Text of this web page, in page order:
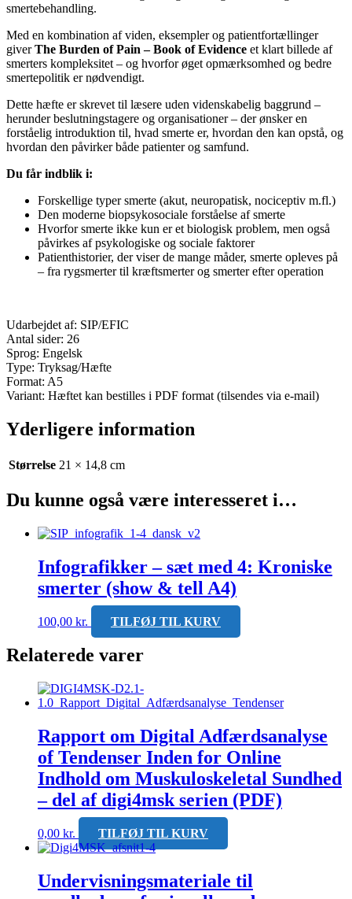
smertebehandling.
Med en kombination af viden, eksempler og patientfortællinger
giverThe Burden of Pain – Book of Evidence et klart billede af
smerters kompleksitet – og hvorfor øget opmærksomhed og bedre
smertepolitik er nødvendigt.
Dette hæfte er skrevet til læsere uden videnskabelig baggrund –
herunder beslutningstagere og organisationer – der ønsker en
forståelig introduktion til, hvad smerte er, hvordan den kan opstå, og
hvordan den påvirker både patienter og samfund.
Du får indblik i:
Forskellige typer smerte (akut, neuropatisk, nociceptiv m.fl.)
Den moderne biopsykosociale forståelse af smerte
Hvorfor smerte ikke kun er et biologisk problem, men også
påvirkes af psykologiske og sociale faktorer
Patienthistorier, der viser de mange måder, smerte opleves på
– fra rygsmerter til kræftsmerter og smerter efter operation
Udarbejdet af: SIP/EFIC
Antal sider: 26
Sprog: Engelsk
Type: Tryksag/Hæfte
Format: A5
Variant: Hæftet kan bestilles i PDF format (tilsendes via e-mail)
Yderligere information
Størrelse 21 × 14,8 cm
Du kunne også være interesseret i…
Infografikker – sæt med 4: Kroniske
smerter (show & tell A4)
100,00 kr. TILFØJ TIL KURV
Relaterede varer
Rapport om Digital Adfærdsanalyse
of Tendenser Inden for Online
Indhold om Muskuloskeletal Sundhed
– del af digi4msk serien (PDF)
0,00 kr. TILFØJ TIL KURV
Undervisningsmateriale til